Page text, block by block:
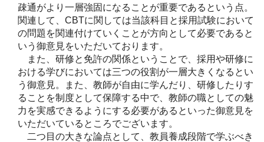
疎通がより一層強固になることが重要であるという点。
関連して、CBTに関しては当該科目と採用試験において
の問題を関連付けていくことが方向として必要であると
いう御意見をいただいております。
また、研修と免許の関係ということで、採用や研修に
おける学びにおいては三つの役割が一層大きくなるとい
う御意見。また、教師が自由に学んだり、研修したりす
ることを制度として保障する中で、教師の職としての魅
力を実感できるようにする必要があるといった御意見を
いただいているところでございます。
二つ目の大きな論点として、教員養成段階で学ぶべき